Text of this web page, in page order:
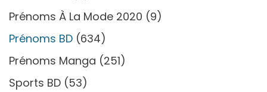
Prénoms À La Mode 2020 (9)
Prénoms BD (634)
Prénoms Manga (251)
Sports BD (53)